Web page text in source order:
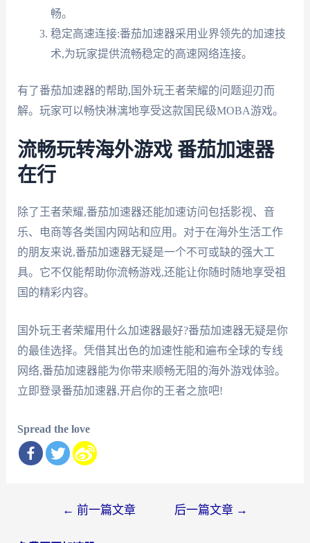
畅。
稳定高速连接:番茄加速器采用业界领先的加速技
术,为玩家提供流畅稳定的高速网络连接。
有了番茄加速器的帮助,国外玩王者荣耀的问题迎刃而
解。玩家可以畅快淋漓地享受这款国民级MOBA游戏。
流畅玩转海外游戏 番茄加速器
在行
除了王者荣耀,番茄加速器还能加速访问包括影视、音
乐、电商等各类国内网站和应用。对于在海外生活工作
的朋友来说,番茄加速器无疑是一个不可或缺的强大工
具。它不仅能帮助你流畅游戏,还能让你随时随地享受祖
国的精彩内容。
国外玩王者荣耀用什么加速器最好?番茄加速器无疑是你
的最佳选择。凭借其出色的加速性能和遍布全球的专线
网络,番茄加速器能为你带来顺畅无阻的海外游戏体验。
立即登录番茄加速器,开启你的王者之旅吧!
Spread the love
← 前一篇文章 后一篇文章 →